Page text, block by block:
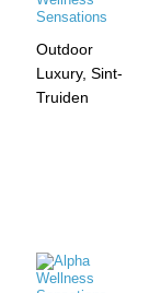
Outdoor
Luxury, Sint-
Truiden